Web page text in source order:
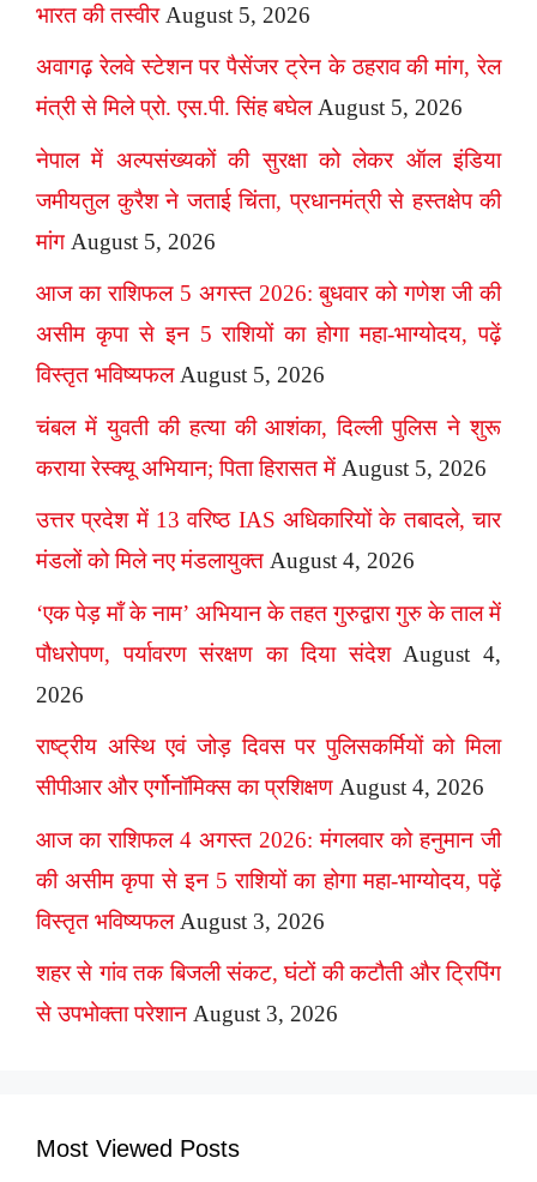
भारत की तस्वीर August 5, 2026
अवागढ़ रेलवे स्टेशन पर पैसेंजर ट्रेन के ठहराव की मांग, रेल
मंत्री से मिले प्रो. एस.पी. सिंह बघेल August 5, 2026
नेपाल में अल्पसंख्यकों की सुरक्षा को लेकर ऑल इंडिया
जमीयतुल कुरैश ने जताई चिंता, प्रधानमंत्री से हस्तक्षेप की
मांग August 5, 2026
आज का राशिफल 5 अगस्त 2026: बुधवार को गणेश जी की
असीम कृपा से इन 5 राशियों का होगा महा-भाग्योदय, पढ़ें
विस्तृत भविष्यफल August 5, 2026
चंबल में युवती की हत्या की आशंका, दिल्ली पुलिस ने शुरू
कराया रेस्क्यू अभियान; पिता हिरासत में August 5, 2026
उत्तर प्रदेश में 13 वरिष्ठ IAS अधिकारियों के तबादले, चार
मंडलों को मिले नए मंडलायुक्त August 4, 2026
‘एक पेड़ माँ के नाम’ अभियान के तहत गुरुद्वारा गुरु के ताल में
पौधरोपण, पर्यावरण संरक्षण का दिया संदेश August 4,
2026
राष्ट्रीय अस्थि एवं जोड़ दिवस पर पुलिसकर्मियों को मिला
सीपीआर और एर्गोनॉमिक्स का प्रशिक्षण August 4, 2026
आज का राशिफल 4 अगस्त 2026: मंगलवार को हनुमान जी
की असीम कृपा से इन 5 राशियों का होगा महा-भाग्योदय, पढ़ें
विस्तृत भविष्यफल August 3, 2026
शहर से गांव तक बिजली संकट, घंटों की कटौती और ट्रिपिंग
से उपभोक्ता परेशान August 3, 2026
Most Viewed Posts